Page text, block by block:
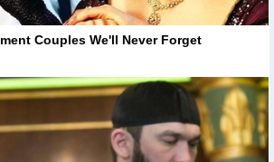
Couples We'll Never Forget